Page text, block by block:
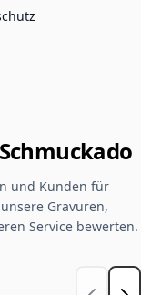
und Kunden für
Gravuren,
Service bewerten.